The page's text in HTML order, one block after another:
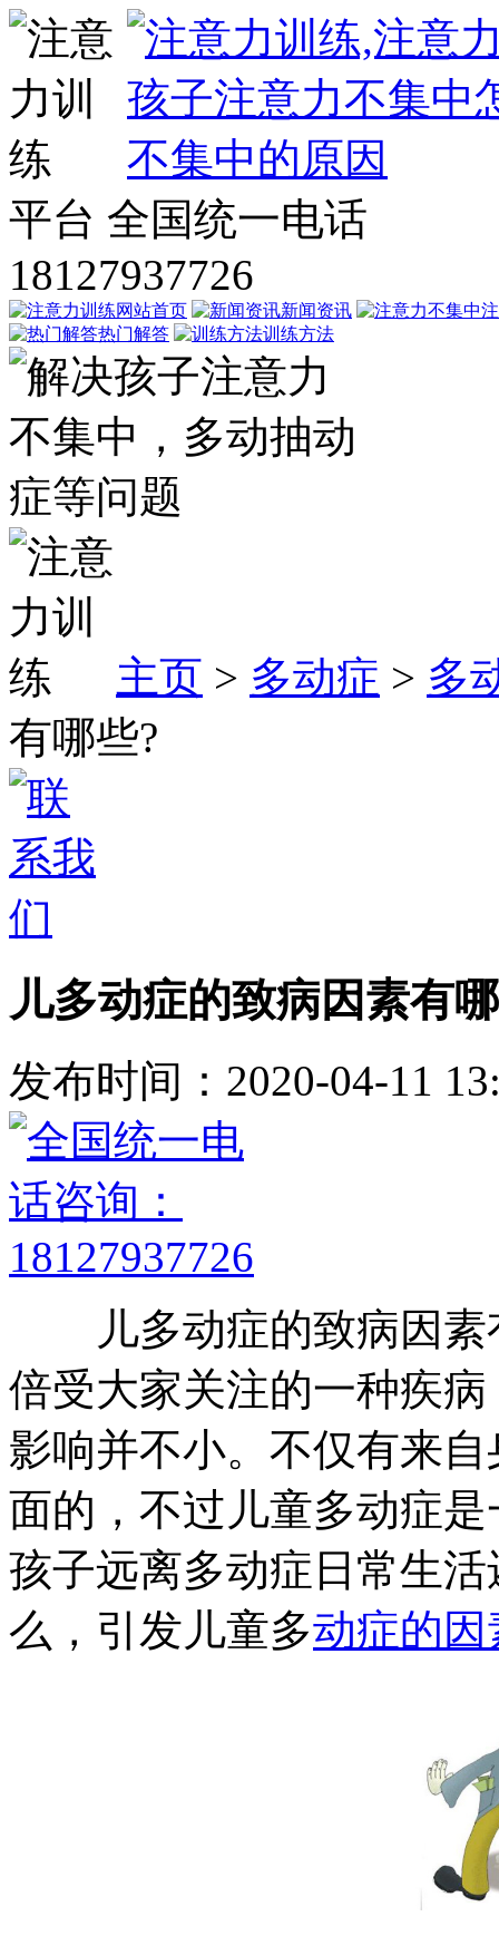
平台 全国统一电话
18127937726
网站首页 新闻资讯
热门解答
训练方法
主页 > 多动症 > 多
有哪些?
儿多动症的致病因素有
发布时间：2020-04-11
儿多动症的致病因素
倍受大家关注的一种疾
影响并不小。不仅有来
面的，不过儿童多动症
孩子远离多动症日常生
么，引发儿童多动症的因